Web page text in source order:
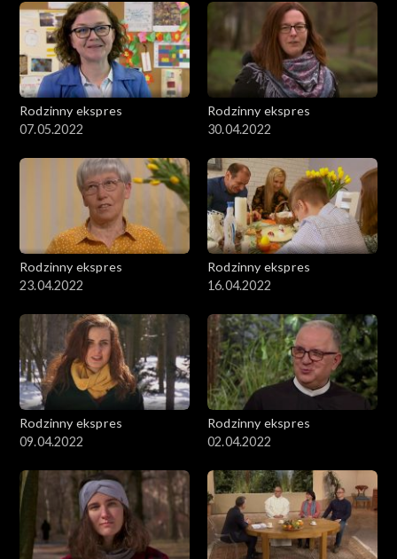
Rodzinny ekspres
07.05.2022
Rodzinny ekspres
30.04.2022
Rodzinny ekspres
23.04.2022
Rodzinny ekspres
16.04.2022
Rodzinny ekspres
09.04.2022
Rodzinny ekspres
02.04.2022